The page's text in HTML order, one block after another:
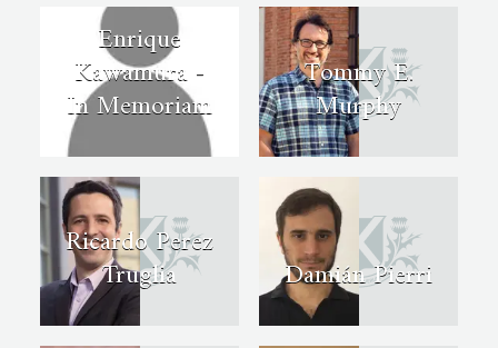
Enrique
Kawamura -
In Memoriam
Tommy E.
Murphy
Ricardo Perez
Truglia Damián Pierri